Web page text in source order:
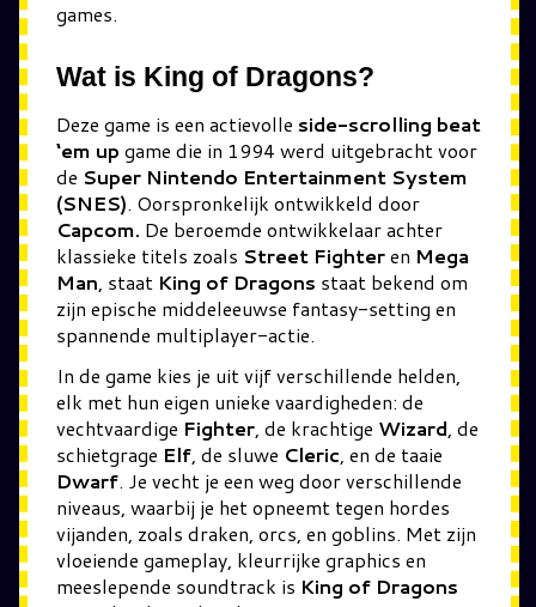
games.
Wat is King of Dragons?
Deze game is een actievolle side-scrolling beat
‘em up game die in 1994 werd uitgebracht voor
de Super Nintendo Entertainment System
(SNES). Oorspronkelijk ontwikkeld door
Capcom. De beroemde ontwikkelaar achter
klassieke titels zoals Street Fighteren Mega
Man , staat King of Dragons staat bekend om
zijn epische middeleeuwse fantasy-setting en
spannende multiplayer-actie.
In de game kies je uit vijf verschillende helden,
elk met hun eigen unieke vaardigheden: de
vechtvaardige Fighter, de krachtige Wizard, de
schietgrage Elf, de sluwe Cleric, en de taaie
Dwarf. Je vecht je een weg door verschillende
niveaus, waarbij je het opneemt tegen hordes
vijanden, zoals draken, orcs, en goblins. Met zijn
vloeiende gameplay, kleurrijke graphics en
meeslepende soundtrack is King of Dragons